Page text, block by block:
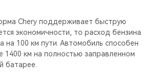
Chery поддерживает быструю
экономичности, то расход бензина
на 100 км пути. Автомобиль способен
1400 км на полностью заправленном
батарее.